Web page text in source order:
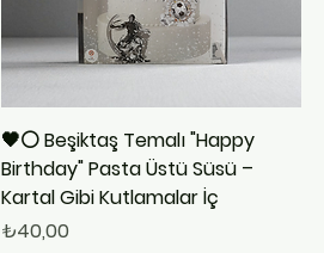
🖤⚪ Beşiktaş Temalı "Happy
Birthday" Pasta Üstü Süsü –
Kartal Gibi Kutlamalar İç
Fiyat
₺40,00